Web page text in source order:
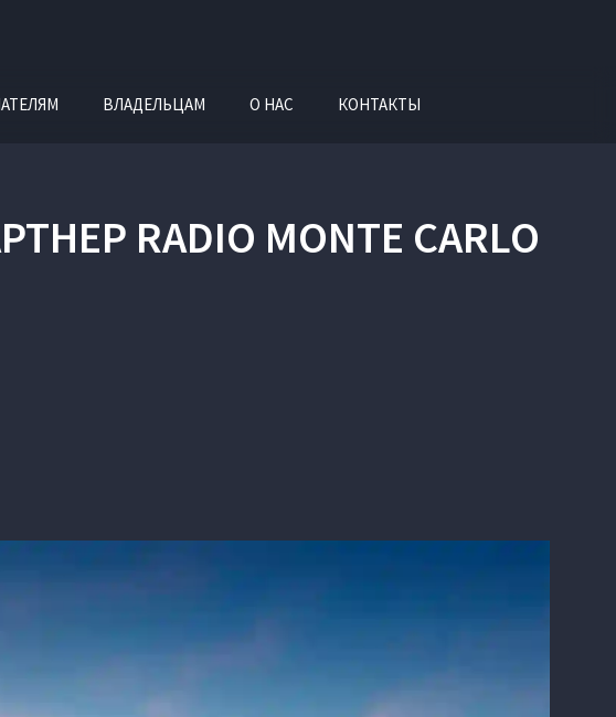
ВЛАДЕЛЬЦАМ О НАС КОНТАКТЫ
RADIO MONTE CARLO